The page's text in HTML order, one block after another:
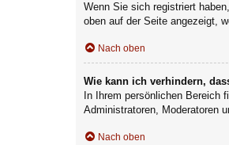
Wenn Sie sich registriert
oben auf der Seite angezeigt,
Nach oben
Wie kann ich verhindern,
In Ihrem persönlichen Bereich
Administratoren, Moderatoren
Nach oben